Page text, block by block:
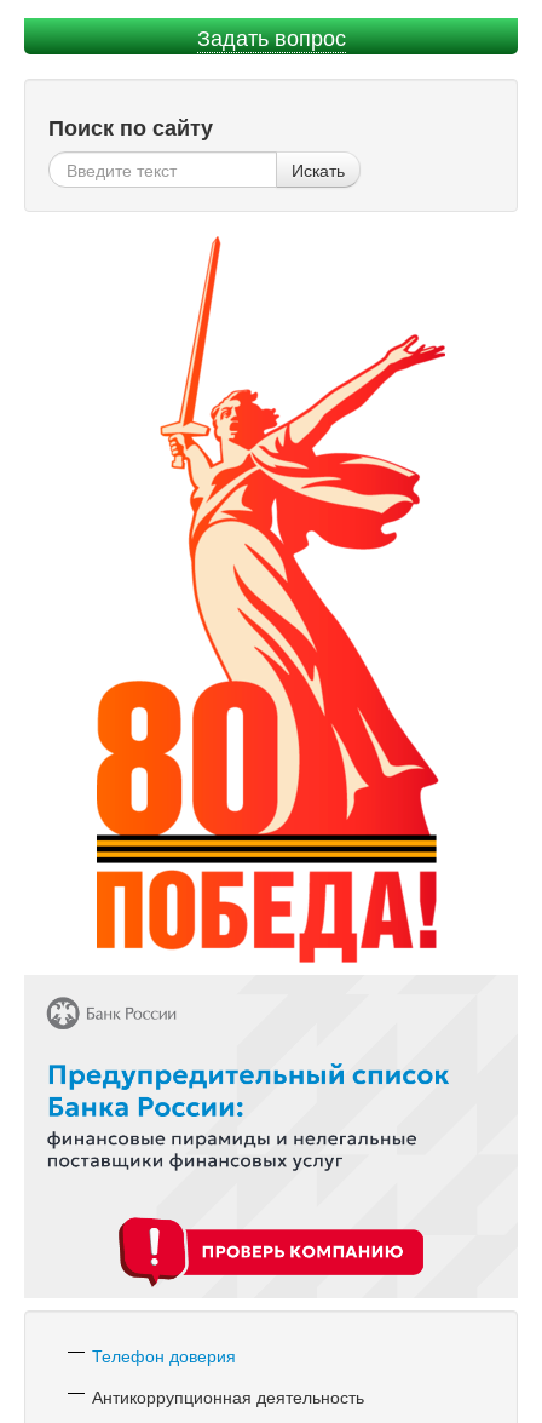
Задать вопрос
Поиск по сайту
Искать
Телефон доверия
Антикоррупционная деятельность